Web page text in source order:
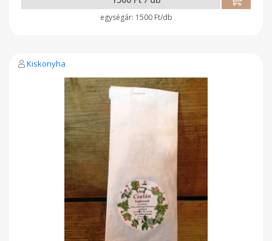
1500 Ft/db
Kiskonyha